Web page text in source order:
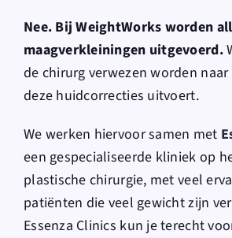
Nee. Bij WeightWorks worden
maagverkleiningen uitgevoerd.
de chirurg verwezen worden
deze huidcorrecties uitvoert.
We werken hiervoor samen met
een gespecialiseerde kliniek op
plastische chirurgie, met veel
patiënten die veel gewicht zijn
Essenza Clinics kun je terecht